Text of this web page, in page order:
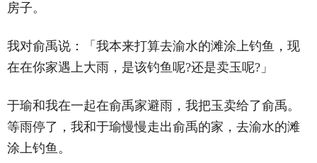
房子。
我对俞禹说：「我本来打算去渝水的滩涂上钓鱼，现
在在你家遇上大雨，是该钓鱼呢?还是卖玉呢?」
于瑜和我在一起在俞禹家避雨，我把玉卖给了俞禹。
等雨停了，我和于瑜慢慢走出俞禹的家，去渝水的滩
涂上钓鱼。